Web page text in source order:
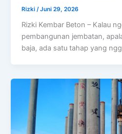
Rizki /Juni 29, 2026
Rizki Kembar Beton – Kalau
pembangunan jembatan,
baja, ada satu tahap yang